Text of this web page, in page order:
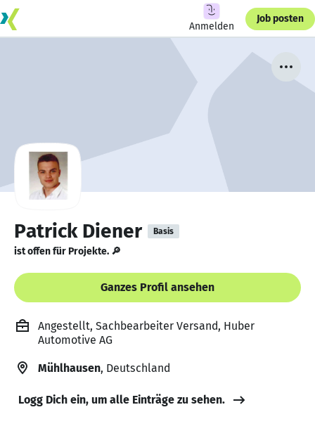
Anmelden
Job posten
Patrick Diener Basis
ist offen für Projekte. 🔎
Ganzes Profil ansehen
Angestellt, Sachbearbeiter Versand, Huber
Automotive AG
Mühlhausen, Deutschland
Logg Dich ein, um alle Einträge zu sehen.